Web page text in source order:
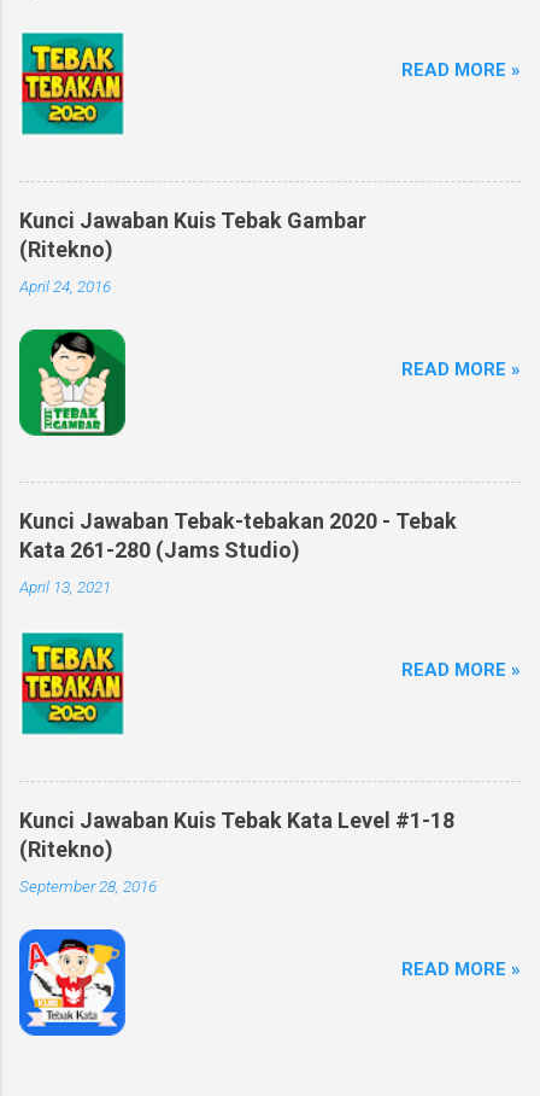
READ MORE »
Kunci Jawaban Kuis Tebak Gambar
(Ritekno)
April 24, 2016
READ MORE »
Kunci Jawaban Tebak-tebakan 2020 - Tebak
Kata 261-280 (Jams Studio)
April 13, 2021
READ MORE »
Kunci Jawaban Kuis Tebak Kata Level #1-18
(Ritekno)
September 28, 2016
READ MORE »